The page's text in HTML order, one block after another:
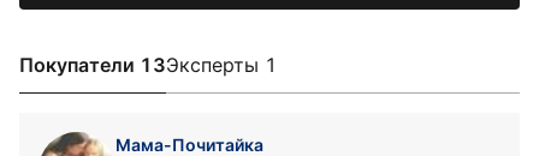
Покупатели 13Эксперты 1
Мама-Почитайка